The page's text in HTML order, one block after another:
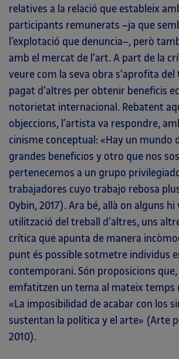
relatives a la relació que estableix
participants remunerats –ja que
l’explotació que denuncia–, però
amb el mercat de l’art. A part de la
veure com la seva obra s’aprofita del
pagat d’altres per obtenir beneficis
notorietat internacional. Rebatent
objeccions, l’artista va respondre,
cinisme conceptual: «Hay un mundo
grandes beneficios y otro que nos
pertenecemos a un grupo
trabajadores cuyo trabajo rebosa
Oybin, 2017). Ara bé, allà on alguns hi
utilització del treball d’altres, uns
crítica que apunta de manera
punt és possible sotmetre individus
contemporani. Són proposicions
emfatitzen un tema al mateix temps
«La imposibilidad de acabar con los
sustentan la política y el arte» (Arte
2010).